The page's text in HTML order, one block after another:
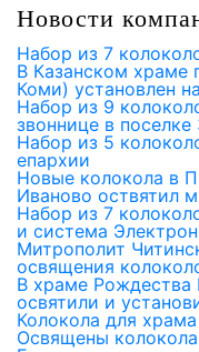
Новости
Набор из 7
В Казанском храме
Коми) установлен
Набор из 9
звоннице в поселке
Набор из 5
епархии
Новые колокола в
Иваново оствятил
Набор из 7
и система
Митрополит
освящения
В храме Рождества
освятили и
Колокола для
Освящены